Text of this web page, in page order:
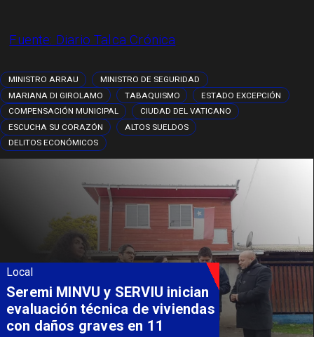
Fuente: Diario Talca Crónica
MINISTRO ARRAU
MINISTRO DE SEGURIDAD
MARIANA DI GIROLAMO
TABAQUISMO
ESTADO EXCEPCIÓN
COMPENSACIÓN MUNICIPAL
CIUDAD DEL VATICANO
ESCUCHA SU CORAZÓN
ALTOS SUELDOS
DELITOS ECONÓMICOS
Local
Seremi MINVU y SERVIU inician
evaluación técnica de viviendas
con daños graves en 11